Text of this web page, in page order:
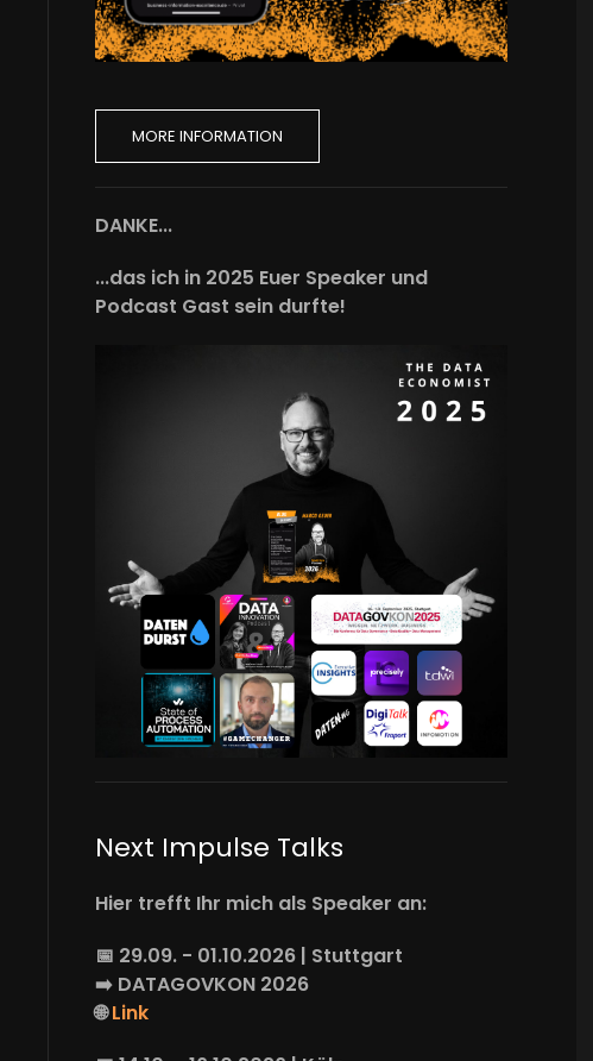
MORE INFORMATION
DANKE...
...das ich in 2025 Euer Speaker und
Podcast Gast sein durfte!
Next Impulse Talks
Hier trefft Ihr mich als Speaker an:
📅 29.09. - 01.10.2026 | Stuttgart
➡️ DATAGOVKON 2026
🌐Link